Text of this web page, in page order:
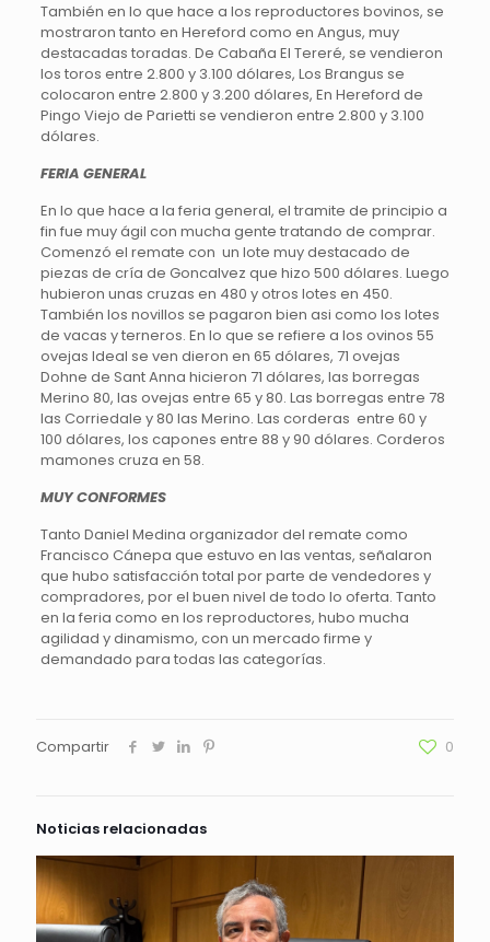
También en lo que hace a los reproductores bovinos, se
mostraron tanto en Hereford como en Angus, muy
destacadas toradas. De Cabaña El Tereré, se vendieron
los toros entre 2.800 y 3.100 dólares, Los Brangus se
colocaron entre 2.800 y 3.200 dólares, En Hereford de
Pingo Viejo de Parietti se vendieron entre 2.800 y 3.100
dólares.
FERIA GENERAL
En lo que hace a la feria general, el tramite de principio a
fin fue muy ágil con mucha gente tratando de comprar.
Comenzó el remate con un lote muy destacado de
piezas de cría de Goncalvez que hizo 500 dólares. Luego
hubieron unas cruzas en 480 y otros lotes en 450.
También los novillos se pagaron bien asi como los lotes
de vacas y terneros. En lo que se refiere a los ovinos 55
ovejas Ideal se ven dieron en 65 dólares, 71 ovejas
Dohne de Sant Anna hicieron 71 dólares, las borregas
Merino 80, las ovejas entre 65 y 80. Las borregas entre 78
las Corriedale y 80 las Merino. Las corderas entre 60 y
100 dólares, los capones entre 88 y 90 dólares. Corderos
mamones cruza en 58.
MUY CONFORMES
Tanto Daniel Medina organizador del remate como
Francisco Cánepa que estuvo en las ventas, señalaron
que hubo satisfacción total por parte de vendedores y
compradores, por el buen nivel de todo lo oferta. Tanto
en la feria como en los reproductores, hubo mucha
agilidad y dinamismo, con un mercado firme y
demandado para todas las categorías.
Compartir 0
Noticias relacionadas